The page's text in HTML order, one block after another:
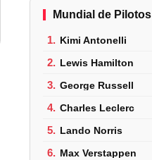
Mundial de Pilotos
1. Kimi Antonelli
2. Lewis Hamilton
3. George Russell
4. Charles Leclerc
5. Lando Norris
6. Max Verstappen